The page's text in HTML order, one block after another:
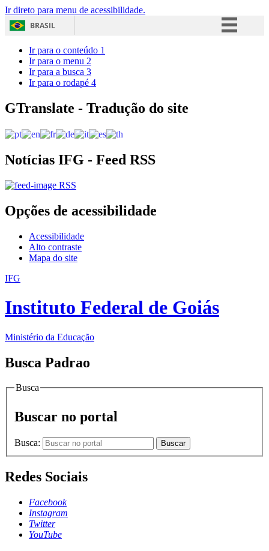
Ir direto para menu de acessibilidade.
BRASIL
Acesso à informação
Ir para o conteúdo 1
Ir para o menu 2
Ir para a busca 3
Ir para o rodapé 4
GTranslate - Tradução do site
Notícias IFG - Feed RSS
RSS
Opções de acessibilidade
Acessibilidade
Alto contraste
Mapa do site
IFG
Instituto Federal de Goiás
Ministério da Educação
Busca Padrao
Busca
Buscar no portal
Busca: Buscar
Redes Sociais
Facebook
Instagram
Twitter
YouTube